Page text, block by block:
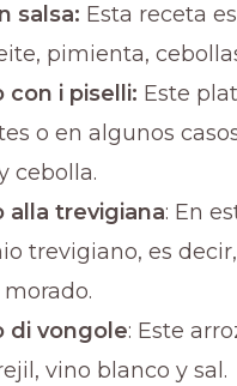
salsa: Esta receta
pimienta,
con i piselli: Este
o en algunos
cebolla.
alla trevigiana: En
trevigiano, es
di vongole: Este
vino blanco y sal.